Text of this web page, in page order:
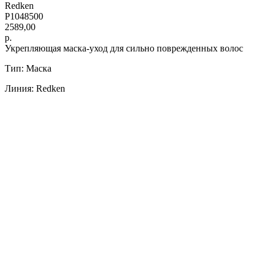
Redken
P1048500
2589,00
р.
Укрепляющая маска-уход для сильно поврежденных волос
Тип: Маска
Линия: Redken